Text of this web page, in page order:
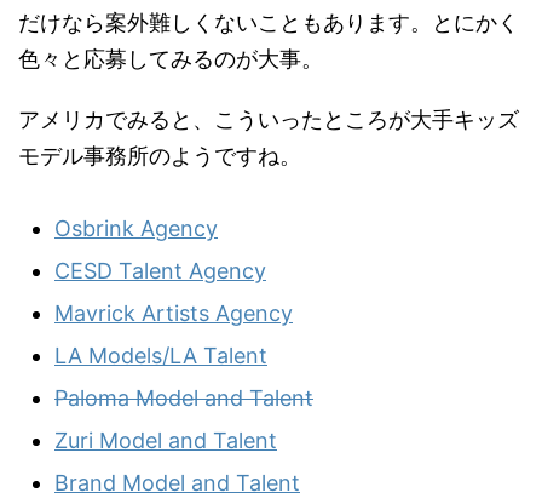
だけなら案外難しくないこともあります。とにかく
色々と応募してみるのが大事。
アメリカでみると、こういったところが大手キッズ
モデル事務所のようですね。
Osbrink Agency
CESD Talent Agency
Mavrick Artists Agency
LA Models/LA Talent
Paloma Model and Talent
Zuri Model and Talent
Brand Model and Talent